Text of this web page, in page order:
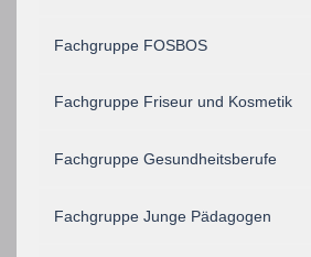
Fachgruppe FOSBOS
Fachgruppe Friseur und Kosmetik
Fachgruppe Gesundheitsberufe
Fachgruppe Junge Pädagogen